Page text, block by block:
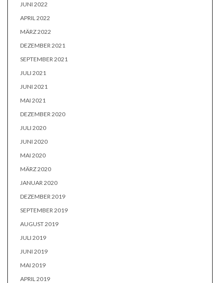
JUNI 2022
APRIL 2022
MÄRZ 2022
DEZEMBER 2021
SEPTEMBER 2021
JULI 2021
JUNI 2021
MAI 2021
DEZEMBER 2020
JULI 2020
JUNI 2020
MAI 2020
MÄRZ 2020
JANUAR 2020
DEZEMBER 2019
SEPTEMBER 2019
AUGUST 2019
JULI 2019
JUNI 2019
MAI 2019
APRIL 2019